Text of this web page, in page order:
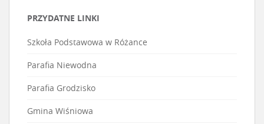
PRZYDATNE LINKI
Szkoła Podstawowa w Różance
Parafia Niewodna
Parafia Grodzisko
Gmina Wiśniowa